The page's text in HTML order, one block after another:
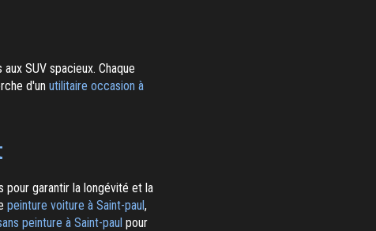
SUV spacieux. Chaque
d'un utilitaire occasion à
garantir la longévité et la
peinture voiture à Saint-paul,
peinture à Saint-paul pour